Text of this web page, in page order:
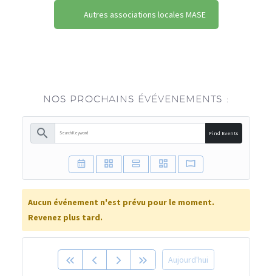
Autres associations locales MASE
NOS PROCHAINS ÉVÉVENEMENTS :
search Find Events
Aucun événement n'est prévu pour le moment.
Revenez plus tard.
Aujourd'hui